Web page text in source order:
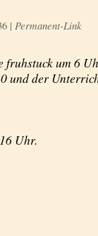
| Permanent-Link
fruhstuck um 6
und der
Uhr.